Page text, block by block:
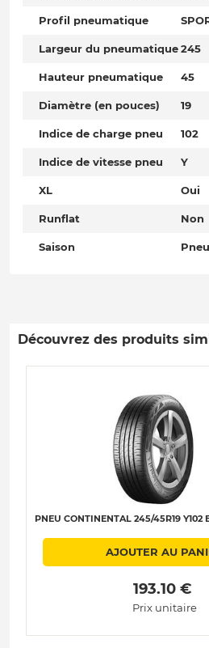
Profil pneumatique
Largeur du pneumatique245
Hauteur pneumatique 45
Diamètre (en pouces) 19
Indice de charge pneu 102
Indice de vitesse pneu Y
XL Oui
Runflat Non
Saison
Découvrez des produits
PNEU CONTINENTAL 245/45R19 Y102
AJOUTER AU
193.10 €
Prix unitaire